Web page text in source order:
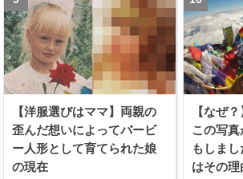
【洋服選びはママ】両親の
歪んだ想いによってバービ
ー人形として育てられた娘
の現在
【なぜ
この写
もしま
はその